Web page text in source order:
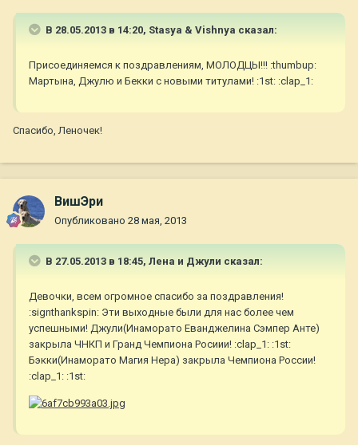
В 28.05.2013 в 14:20, Stasya & Vishnya сказал:
Присоединяемся к поздравлениям, МОЛОДЦЫ!!! :thumbup:
Мартына, Джулю и Бекки с новыми титулами! :1st: :clap_1:
Спасибо, Леночек!
ВишЭри
Опубликовано 28 мая, 2013
В 27.05.2013 в 18:45, Лена и Джули сказал:
Девочки, всем огромное спасибо за поздравления!
:signthankspin: Эти выходные были для нас более чем
успешными! Джули(Инаморато Еванджелина Сэмпер Анте)
закрыла ЧНКП и Гранд Чемпиона Росиии! :clap_1: :1st:
Бэкки(Инаморато Магия Нера) закрыла Чемпиона России!
:clap_1: :1st: